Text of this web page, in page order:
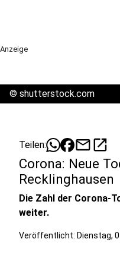
Anzeige
© shutterstock.com
Teilen: mailopen_in_new
Corona: Neue
Recklinghausen
Die Zahl der Corona-
weiter.
Veröffentlicht: Dienstag,